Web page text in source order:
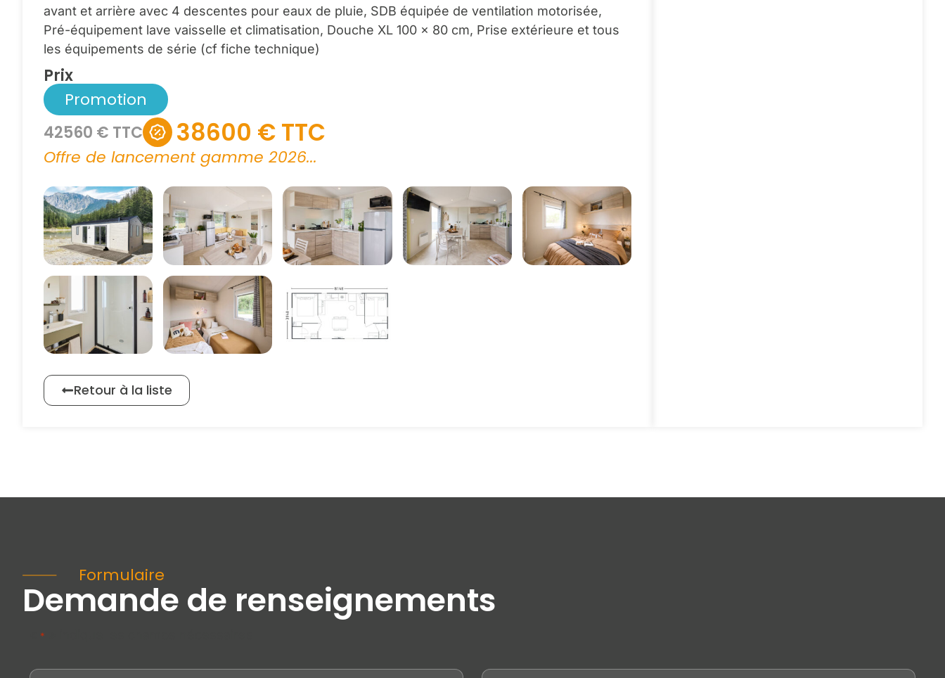
avant et arrière avec 4 descentes pour eaux de pluie, SDB équipée de ventilation motorisée,
Pré-équipement lave vaisselle et climatisation, Douche XL 100 x 80 cm, Prise extérieure et tous
les équipements de série (cf fiche technique)
Prix
Promotion
42560 € TTC
38600 € TTC
Offre de lancement gamme 2026...
Retour à la liste
Formulaire
Demande de renseignements
*
*